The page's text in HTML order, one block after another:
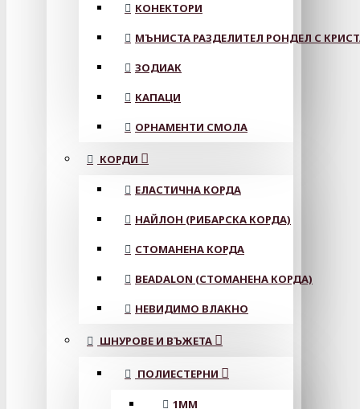
КОНЕКТОРИ
МЪНИСТА РАЗДЕЛИТЕЛ РОНДЕЛ С
ЗОДИАК
КАПАЦИ
ОРНАМЕНТИ СМОЛА
КОРДИ
ЕЛАСТИЧНА КОРДА
НАЙЛОН (РИБАРСКА КОРДА)
СТОМАНЕНА КОРДА
BEADALON (СТОМАНЕНА КОРДА)
НЕВИДИМО ВЛАКНО
ШНУРОВЕ И ВЪЖЕТА
ПОЛИЕСТЕРНИ
1ММ